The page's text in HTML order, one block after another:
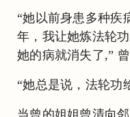
“她以前身患多种疾
年，我让她炼法轮
她的病就消失了,” 曾
“她总是说，法轮功
当曾的姐姐曾清向